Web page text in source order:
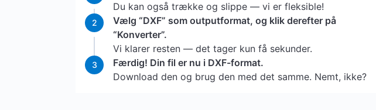
Du kan også trække og slippe — vi er fleksible!
2
Vælg “DXF” som outputformat, og klik derefter på
“Konverter”.
Vi klarer resten — det tager kun få sekunder.
3
Færdig! Din fil er nu i DXF-format.
Download den og brug den med det samme. Nemt, ikke?